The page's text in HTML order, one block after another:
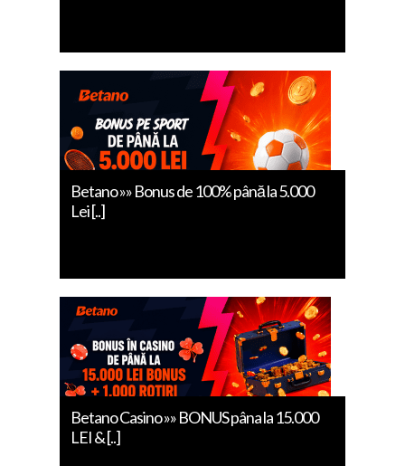
Betano »» Bonus de 100% până la 5.000
Lei [..]
Betano Casino »» BONUS pâna la 15.000
LEI & [..]